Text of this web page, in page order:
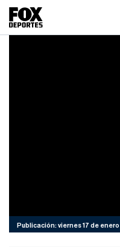
Publicación: viernes 17 de